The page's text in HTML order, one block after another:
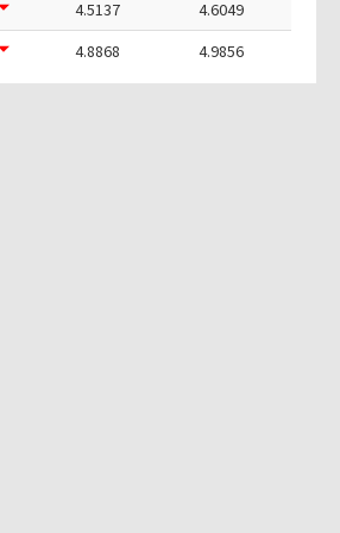
4.5137
4.6049
4.8868 4.9856